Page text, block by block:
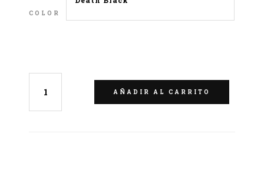
COLOR
AÑADIR AL CARRITO